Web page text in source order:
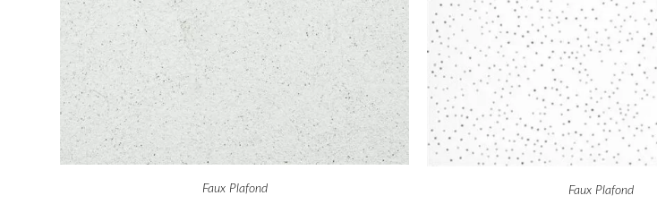
Faux Plafond Faux Plafond